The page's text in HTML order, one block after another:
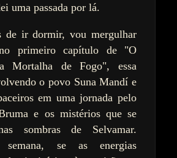
uma passada por lá.
de ir dormir, vou mergulhar
no primeiro capítulo de "O
Mortalha de Fogo", essa
o povo Suna Mandí e
em uma jornada pelo
e os mistérios que se
sombras de Selvamar.
se as energias